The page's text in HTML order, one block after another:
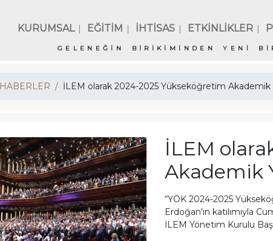
KURUMSAL | EĞİTİM | İHTİSAS | ETKİNLİKLER |
GELENEĞİN BİRİKİMİNDEN YENİ
HABERLER İLEM olarak 2024-2025 Yükseköğretim Akademik
İLEM
Akademik
“YÖK 2024-2025
Erdoğan'ın katılımıyla
İLEM Yönetim Kurulu